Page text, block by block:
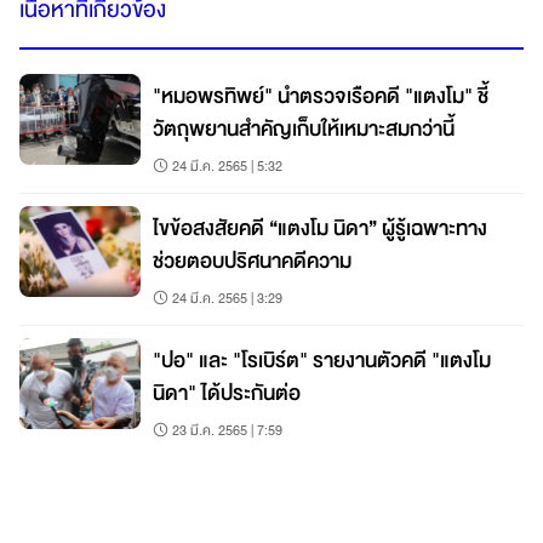
เนื้อหาที่เกี่ยวข้อง
"หมอพรทิพย์" นำตรวจเรือคดี "แตงโม" ชี้
วัตถุพยานสำคัญเก็บให้เหมาะสมกว่านี้
24 มี.ค. 2565 | 5:32
ไขข้อสงสัยคดี “แตงโม นิดา” ผู้รู้เฉพาะทาง
ช่วยตอบปริศนาคดีความ
24 มี.ค. 2565 | 3:29
"ปอ" และ "โรเบิร์ต" รายงานตัวคดี "แตงโม
นิดา" ได้ประกันต่อ
23 มี.ค. 2565 | 7:59